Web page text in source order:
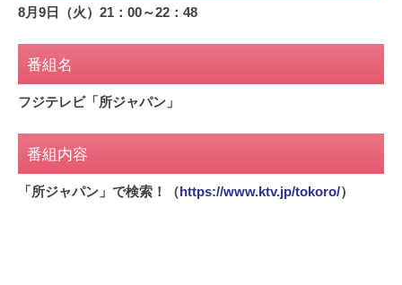
8月9日（火）21：00～22：48
番組名
フジテレビ「所ジャパン」
番組内容
「所ジャパン」で検索！（https://www.ktv.jp/tokoro/）